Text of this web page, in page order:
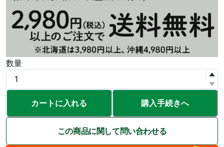
数量
カートに入れる 購入手続きへ
この商品に関して問い合わせる